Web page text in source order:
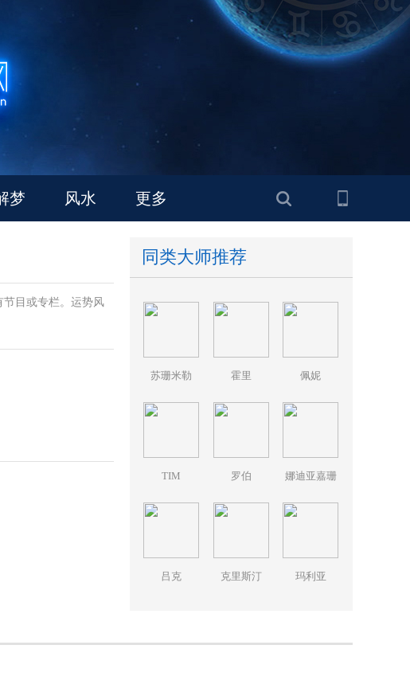
梦 风水 更多
目或专栏。运势风
同类大师推荐
苏珊米勒 霍里 佩妮
TIM 罗伯 娜迪亚嘉珊
吕克 克里斯汀 玛利亚